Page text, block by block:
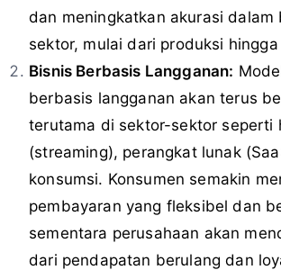
dan meningkatkan akurasi dalam
sektor, mulai dari produksi
Bisnis Berbasis Langganan:
berbasis langganan akan terus
terutama di sektor-sektor seperti
(streaming), perangkat lunak
konsumsi. Konsumen semakin
pembayaran yang fleksibel dan
sementara perusahaan akan
dari pendapatan berulang dan